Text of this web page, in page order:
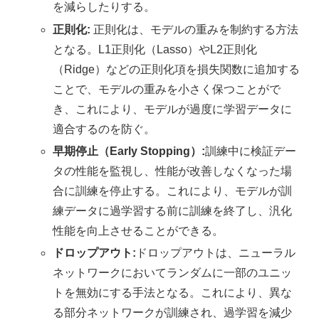
を減らしたりする。
正則化: 正則化は、モデルの重みを制約する方法
となる。L1正則化（Lasso）やL2正則化
（Ridge）などの正則化項を損失関数に追加する
ことで、モデルの重みを小さく保つことがで
き、これにより、モデルが過度に学習データに
適合するのを防ぐ。
早期停止（Early Stopping）:訓練中に検証デー
タの性能を監視し、性能が改善しなくなった場
合に訓練を停止する。これにより、モデルが訓
練データに過学習する前に訓練を終了し、汎化
性能を向上させることができる。
ドロップアウト: ドロップアウトは、ニューラル
ネットワークにおいてランダムに一部のユニッ
トを無効にする手法となる。これにより、異な
る部分ネットワークが訓練され、過学習を減少